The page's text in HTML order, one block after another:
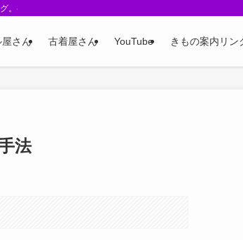
初心者向けガイド、着こなしアレンジ、四季のコーデ例、
屋さん 古着屋さん YouTube きもの案内リン
法